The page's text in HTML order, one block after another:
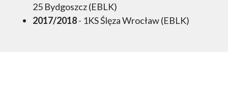
25 Bydgoszcz (EBLK)
2017/2018- 1KS Ślęza Wrocław (EBLK)